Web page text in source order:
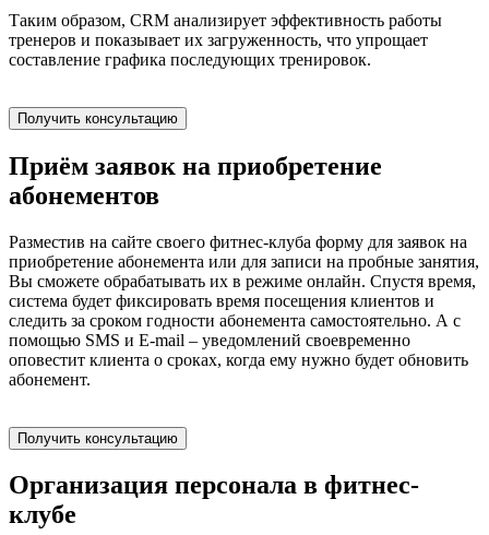
Таким образом, CRM анализирует эффективность работы
тренеров и показывает их загруженность, что упрощает
составление графика последующих тренировок.
Получить консультацию
Приём заявок на приобретение
абонементов
Разместив на сайте своего фитнес-клуба форму для заявок на
приобретение абонемента или для записи на пробные занятия,
Вы сможете обрабатывать их в режиме онлайн. Спустя время,
система будет фиксировать время посещения клиентов и
следить за сроком годности абонемента самостоятельно. А с
помощью SMS и E-mail – уведомлений своевременно
оповестит клиента о сроках, когда ему нужно будет обновить
абонемент.
Получить консультацию
Организация персонала в фитнес-
клубе